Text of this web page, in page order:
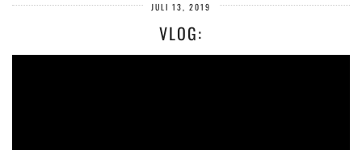
JULI 13, 2019
VLOG: